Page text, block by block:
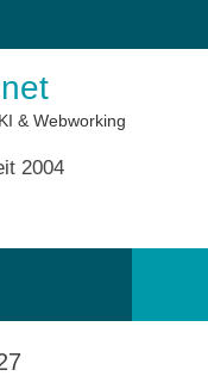
& Webworking
2004